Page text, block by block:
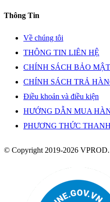
Thông Tin
Về chúng tôi
THÔNG TIN LIÊN HỆ
CHÍNH SÁCH BẢO
CHÍNH SÁCH TRẢ
Điều khoản và điều kiện
HƯỚNG DẪN MUA
PHƯƠNG THỨC
© Copyright 2019-2026 VPROD.